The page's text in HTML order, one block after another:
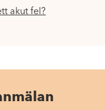
akut fel?